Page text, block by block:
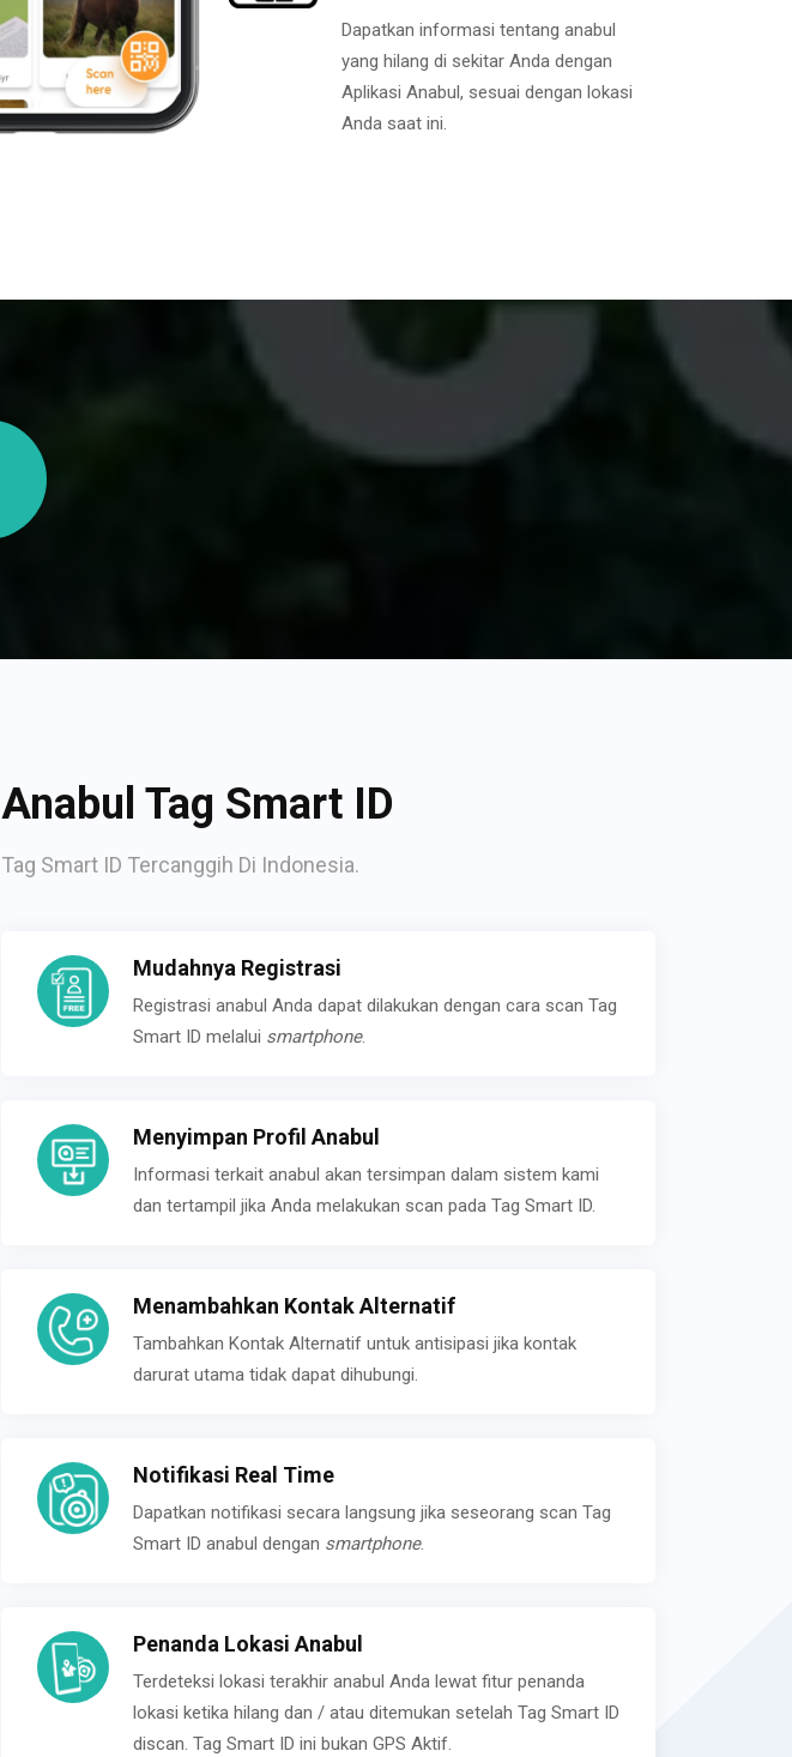
Dapatkan informasi tentang anabul
yang hilang di sekitar Anda dengan
Aplikasi Anabul, sesuai dengan lokasi
Anda saat ini.
Anabul Tag Smart ID
Tag Smart ID Tercanggih Di Indonesia.
Mudahnya Registrasi
Registrasi anabul Anda dapat dilakukan dengan cara scan Tag
Smart ID melalui smartphone.
Menyimpan Profil Anabul
Informasi terkait anabul akan tersimpan dalam sistem kami
dan tertampil jika Anda melakukan scan pada Tag Smart ID.
Menambahkan Kontak Alternatif
Tambahkan Kontak Alternatif untuk antisipasi jika kontak
darurat utama tidak dapat dihubungi.
Notifikasi Real Time
Dapatkan notifikasi secara langsung jika seseorang scan Tag
Smart ID anabul dengan smartphone.
Penanda Lokasi Anabul
Terdeteksi lokasi terakhir anabul Anda lewat fitur penanda
lokasi ketika hilang dan / atau ditemukan setelah Tag Smart ID
discan. Tag Smart ID ini bukan GPS Aktif.